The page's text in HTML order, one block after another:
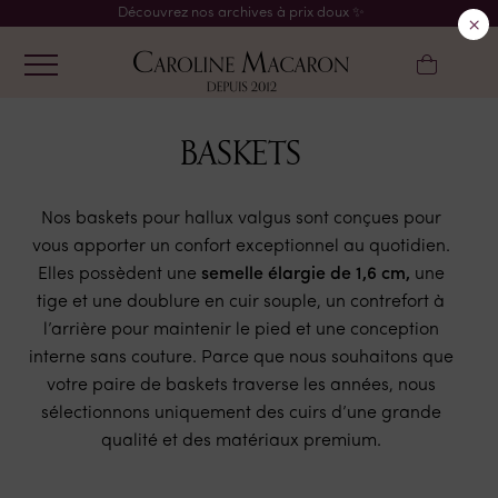
Découvrez nos archives à prix doux ✨
BASKETS
Nos baskets pour hallux valgus sont conçues pour
vous apporter un confort exceptionnel au quotidien.
Elles possèdent une semelle élargie de 1,6 cm, une
tige et une doublure en cuir souple, un contrefort à
l’arrière pour maintenir le pied et une conception
interne sans couture. Parce que nous souhaitons que
votre paire de baskets traverse les années, nous
sélectionnons uniquement des cuirs d’une grande
qualité et des matériaux premium.
×